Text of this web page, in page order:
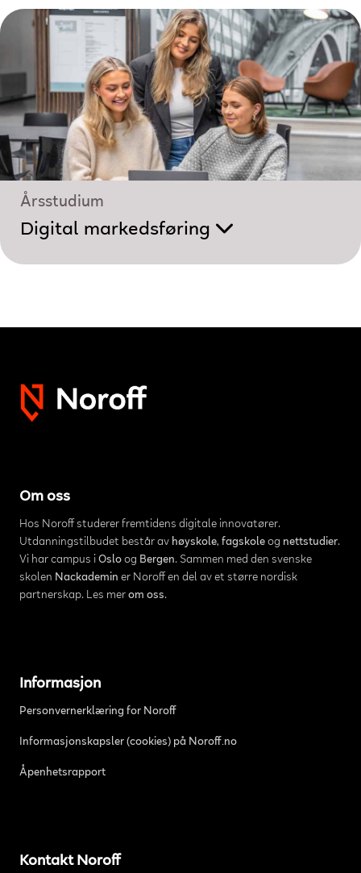
Årsstudium
Digital markedsføring
Om oss
Hos Noroff studerer fremtidens digitale innovatører.
Utdanningstilbudet består av høyskole, fagskoleog nettstudier.
Vi har campus i Osloog Bergen. Sammen med den svenske
skolen Nackademin er Noroff en del av et større nordisk
partnerskap. Les mer om oss.
Informasjon
Personvernerklæring for Noroff
Informasjonskapsler (cookies) på Noroff.no
Åpenhetsrapport
Kontakt Noroff